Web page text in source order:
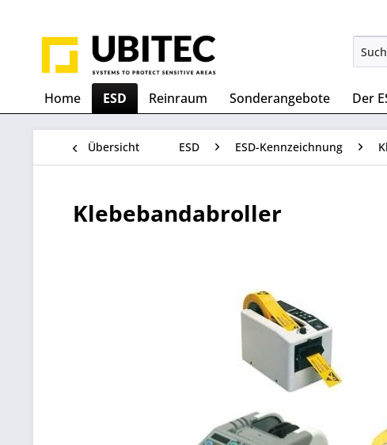
Home ESD Reinraum Sonderangebote Der
Übersicht ESD ESD-Kennzeichnung
Klebebandabroller